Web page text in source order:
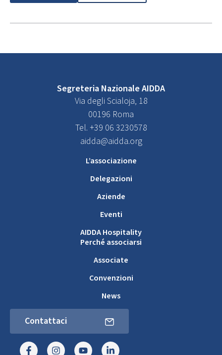
Segreteria Nazionale AIDDA
Via degli Scialoja, 18
00196 Roma
Tel. +39 06 3230578
aidda@aidda.org
L’associazione
Delegazioni
Aziende
Eventi
AIDDA Hospitality
Perché associarsi
Associate
Convenzioni
News
Contattaci